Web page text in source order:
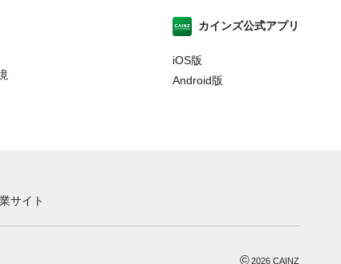
カインズ公式アプリ
iOS版
Android版
サイト
©2026 CAINZ